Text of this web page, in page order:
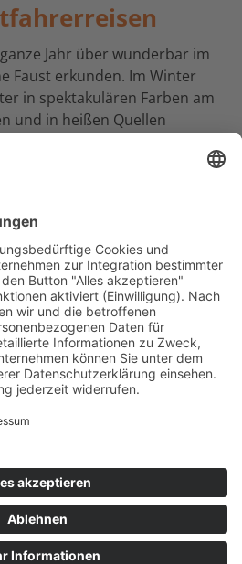
Jahr über wunderbar im
Faust erkunden. Im Winter
in spektakulären Farben am
und in heißen Quellen
durch die
unternehmen und mit
N1 führt einmal um die
Highlights befinden sich nah
sind gut ausgeschildert.
will, braucht einen
F-Straßen sind
und nur im Sommer
AGB Datenschutz
Einstellungen